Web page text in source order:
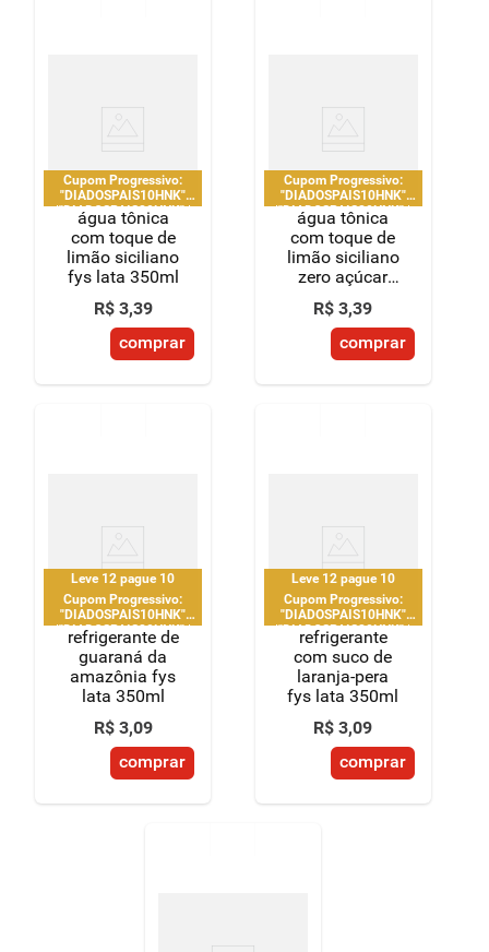
Cupom Progressivo:
"DIADOSPAIS10HNK"
|"DIADOSPAIS20HNK" |
"DIADOSPAIS30HNK" |
limitado a 2 pedido por
CPF
água tônica
com toque de
limão siciliano
fys lata 350ml
R$ 3,39
comprar
Cupom Progressivo:
"DIADOSPAIS10HNK"
|"DIADOSPAIS20HNK" |
"DIADOSPAIS30HNK" |
limitado a 2 pedido por
CPF
água tônica
com toque de
limão siciliano
zero açúcar
fys lata 350ml
R$ 3,39
comprar
Leve 12 pague 10
Cupom Progressivo:
"DIADOSPAIS10HNK"
|"DIADOSPAIS20HNK" |
"DIADOSPAIS30HNK" |
limitado a 2 pedido por
CPF
refrigerante de
guaraná da
amazônia fys
lata 350ml
R$ 3,09
comprar
Leve 12 pague 10
Cupom Progressivo:
"DIADOSPAIS10HNK"
|"DIADOSPAIS20HNK" |
"DIADOSPAIS30HNK" |
limitado a 2 pedido por
CPF
refrigerante
com suco de
laranja-pera
fys lata 350ml
R$ 3,09
comprar